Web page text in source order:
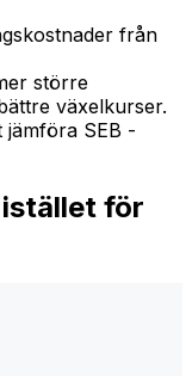
från
större
växelkurser.
SEB -
för